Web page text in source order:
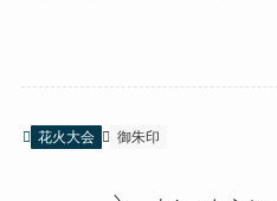
花火大会 御朱印